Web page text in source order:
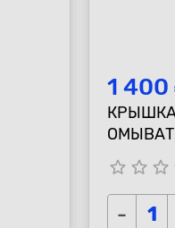
1 400
E84 (10-
star_border star_border star_border
-